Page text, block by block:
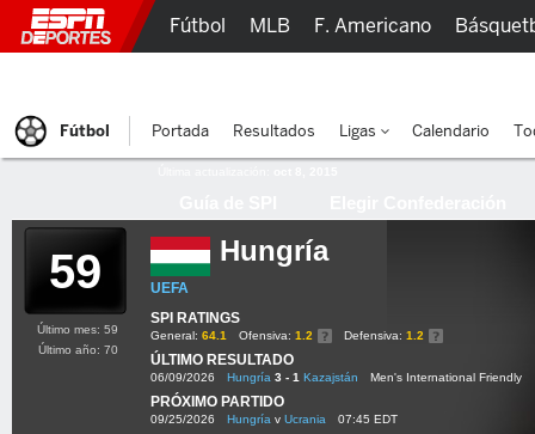
59 Hungría
UEFA
SPI RATINGS
General: 64.1 Ofensiva: 1.2 Defensiva: 1.2
ÚLTIMO RESULTADO
06/09/2026 Hungría 3 - 1 Kazajstán Men's International Friendly
PRÓXIMO PARTIDO
09/25/2026 Hungría v Ucrania 07:45 EDT
Último mes: 59
Último año: 70
Fútbol MLB F. Americano
Fútbol Portada Resultados Ligas Calendario